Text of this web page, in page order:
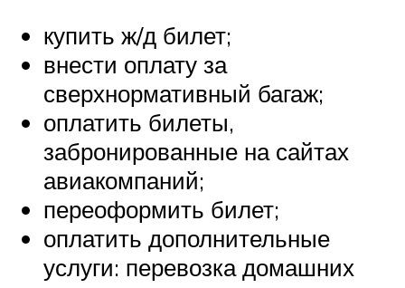
купить ж/д билет;
внести оплату за
сверхнормативный багаж;
оплатить билеты,
забронированные на сайтах
авиакомпаний;
переоформить билет;
оплатить дополнительные
услуги: перевозка домашних